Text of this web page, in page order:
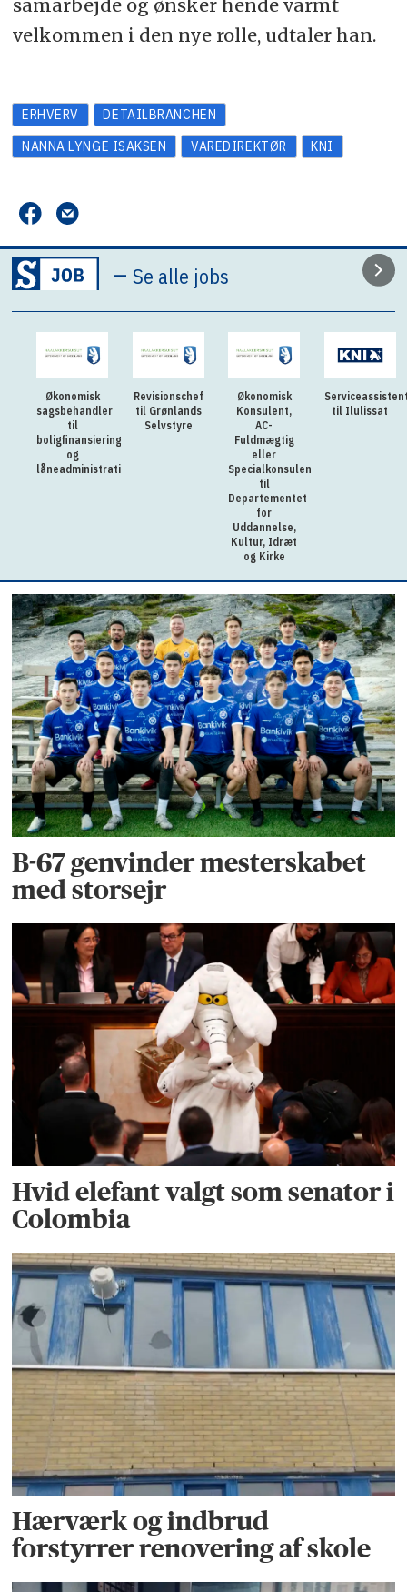
samarbejde og ønsker hende varmt
velkommen i den nye rolle, udtaler han.
ERHVERV
DETAILBRANCHEN
NANNA LYNGE ISAKSEN
VAREDIREKTØR KNI
–Se alle jobs
Økonomisk
sagsbehandler
til
boligfinansiering
og
låneadministration
Revisionschef
til Grønlands
Selvstyre
Økonomisk
Konsulent,
AC-
Fuldmægtig
eller
Specialkonsulent
til
Departementet
for
Uddannelse,
Kultur, Idræt
og Kirke
til Ilulissat
B-67 genvinder mesterskabet
med storsejr
Hvid elefant valgt som senator i
Colombia
Hærværk og indbrud
forstyrrer renovering af skole